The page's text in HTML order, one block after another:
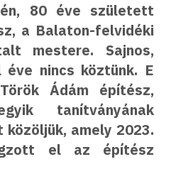
80 éve született
a Balaton-felvidéki
mestere. Sajnos,
nincs köztünk. E
Ádám építész,
tanítványának
amely 2023.
el az építész